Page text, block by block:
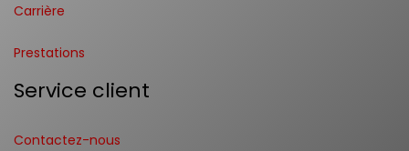
Carrière
Prestations
Service client
Contactez-nous